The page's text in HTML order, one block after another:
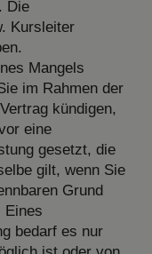
Die
Kursleiter
Mangels
im Rahmen der
kündigen,
eine
gesetzt, die
gilt, wenn Sie
Grund
Eines
bedarf es nur